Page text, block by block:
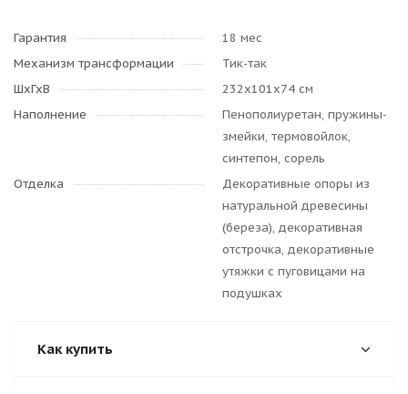
Гарантия
18 мес
Механизм трансформации
Тик-так
ШхГхВ
232х101х74 см
Наполнение
Пенополиуретан, пружины-
змейки, термовойлок,
синтепон, сорель
Отделка
Декоративные опоры из
натуральной древесины
(береза), декоративная
отстрочка, декоративные
утяжки с пуговицами на
подушках
Как купить